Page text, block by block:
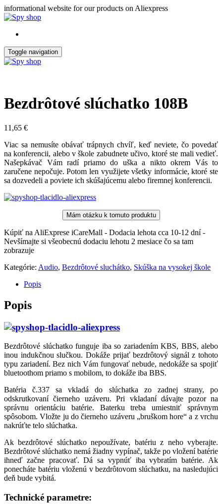
Skip
to
content
informational website for our products on Aliexpress
Toggle navigation
Bezdrôtové slúchatko 108B
11,65 €
Viac sa nemusíte obávať trápnych chvíľ, keď neviete, čo povedať
na konferencii, alebo v škole zabudnete učivo, ktoré ste mali vedieť.
Našepkávač Vám radí priamo do uška a nikto okrem Vás to
zaručene nepočuje. Potom len využijete všetky informácie, ktoré ste
sa dozvedeli a poviete ich skúšajúcemu alebo firemnej konferencii.
Mám otázku k tomuto produktu
Kúpiť na AliExprese iCareMall - Dodacia lehota cca 10-12 dní -
Nevšímajte si všeobecnú dodaciu lehotu 2 mesiace čo sa tam
zobrazuje
Kategórie: Audio, Bezdrôtové sluchátko, Skúška na vysokej škole
Popis
Popis
Bezdrôtové slúchatko funguje iba so zariadením KBS, BBS, alebo
inou indukčnou slučkou. Dokáže prijať bezdrôtový signál z tohoto
typu zariadení. Bez nich Vám fungovať nebude, nedokáže sa spojiť
bluetoothom priamo s mobilom, to dokáže iba BBS.
Batéria č.337 sa vkladá do slúchatka zo zadnej strany, po
odskrutkovaní čierneho uzáveru. Pri vkladaní dávajte pozor na
správnu orientáciu batérie. Baterku treba umiestniť správnym
spôsobom. Vložte ju do čierneho uzáveru „bruškom hore“ a z vrchu
nakrúťte telo slúchatka.
Ak bezdrôtové slúchatko nepoužívate, batériu z neho vyberajte.
Bezdrôtové slúchatko nemá žiadny vypínač, takže po vložení batérie
ihneď začne pracovať. Dá sa vypnúť iba vybratím batérie. Ak
ponecháte batériu vloženú v bezdrôtovom slúchatku, na nasledujúci
deň bude vybitá.
Technické parametre: